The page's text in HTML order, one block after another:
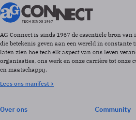
AG Connect is sinds 1967 de essentiële bron
die betekenis geven aan een wereld in constante
laten zien hoe tech elk aspect van ons leven
organisaties, ons werk en onze carrière tot onze
en maatschappij.
Lees ons manifest >
Over ons
Community